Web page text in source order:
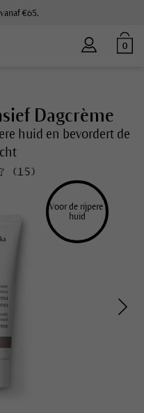
€65.
0
Dagcrème
huid en bevordert de
(15)
Voor de rijpere
huid